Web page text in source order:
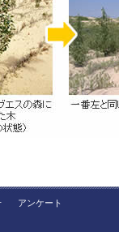
アンケート